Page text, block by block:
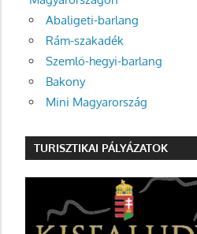
Abaligeti-barlang
Rám-szakadék
Szemlő-hegyi-barlang
Bakony
Mini Magyarország
TURISZTIKAI PÁLYÁZATOK